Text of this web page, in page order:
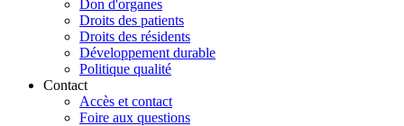
Don d'organes
Droits des patients
Droits des résidents
Développement durable
Politique qualité
Contact
Accès et contact
Foire aux questions